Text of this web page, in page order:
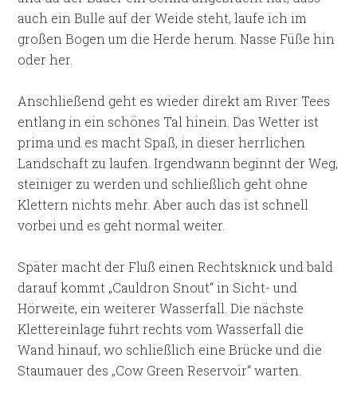
auch ein Bulle auf der Weide steht, laufe ich im
großen Bogen um die Herde herum. Nasse Füße hin
oder her.
Anschließend geht es wieder direkt am River Tees
entlang in ein schönes Tal hinein. Das Wetter ist
prima und es macht Spaß, in dieser herrlichen
Landschaft zu laufen. Irgendwann beginnt der Weg,
steiniger zu werden und schließlich geht ohne
Klettern nichts mehr. Aber auch das ist schnell
vorbei und es geht normal weiter.
Später macht der Fluß einen Rechtsknick und bald
darauf kommt „Cauldron Snout“ in Sicht- und
Hörweite, ein weiterer Wasserfall. Die nächste
Klettereinlage führt rechts vom Wasserfall die
Wand hinauf, wo schließlich eine Brücke und die
Staumauer des „Cow Green Reservoir“ warten.